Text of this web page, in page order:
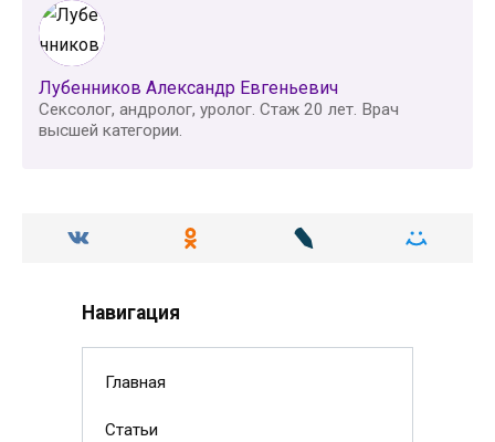
Лубенников Александр Евгеньевич
Сексолог, андролог, уролог. Стаж 20 лет. Врач
высшей категории.
Навигация
Главная
Статьи